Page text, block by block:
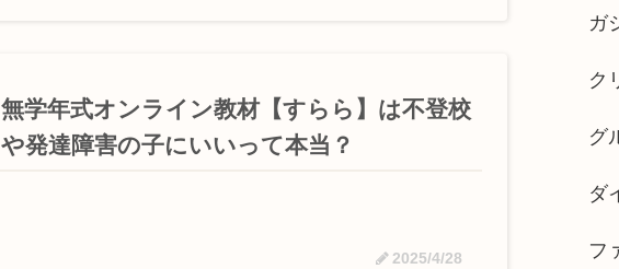
無学年式オンライン教材【すらら】は不登校
や発達障害の子にいいって本当？
2025/4/28
ガ
ク
グ
ダ
フ